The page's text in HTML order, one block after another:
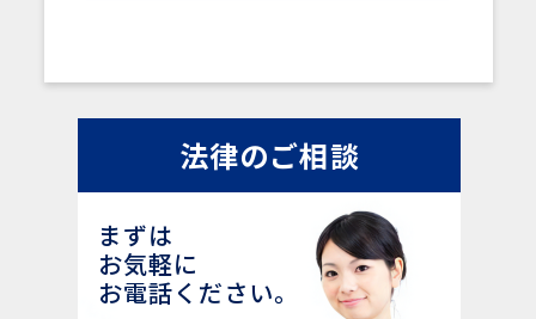
法律のご相談
まずは
お気軽に
お電話ください。